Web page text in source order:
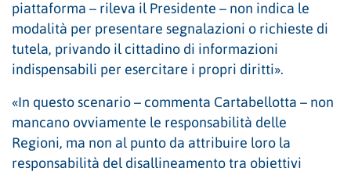
piattaforma – rileva il Presidente – non indica le
modalità per presentare segnalazioni o richieste di
tutela, privando il cittadino di informazioni
indispensabili per esercitare i propri diritti».
«In questo scenario – commenta Cartabellotta – non
mancano ovviamente le responsabilità delle
Regioni, ma non al punto da attribuire loro la
responsabilità del disallineamento tra obiettivi